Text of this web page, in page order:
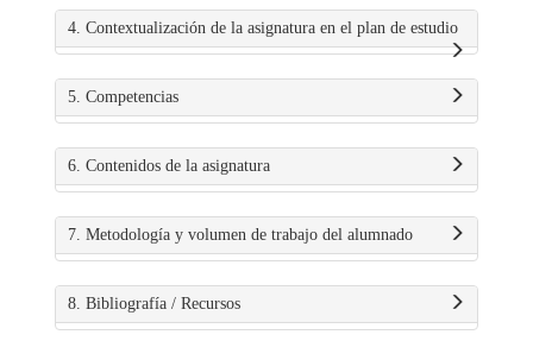
4. Contextualización de la asignatura en el plan de estudio
5. Competencias
6. Contenidos de la asignatura
7. Metodología y volumen de trabajo del alumnado
8. Bibliografía / Recursos